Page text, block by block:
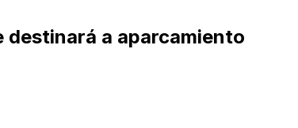
destinará a aparcamiento